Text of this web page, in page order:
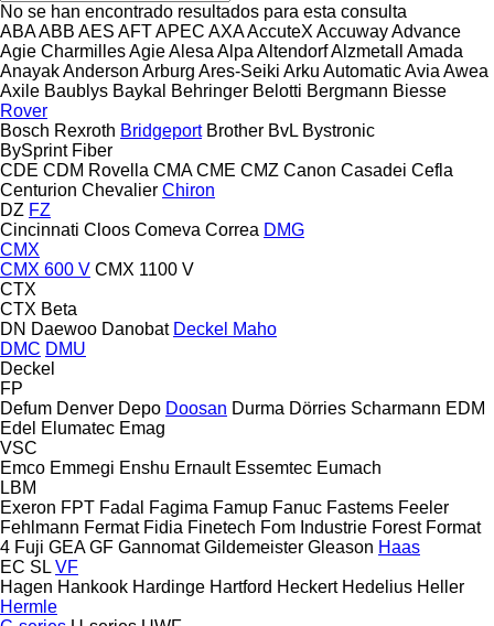
No se han encontrado resultados para esta consulta
ABAABB AES AFTAPEC AXAAccuteX AccuwayAdvance
Agie CharmillesAgieAlesa Alpa AltendorfAlzmetall
Amada
AnayakAnderson Arburg Ares-Seiki Arku AutomaticAvia Awea
Axile Baublys Baykal Behringer Belotti Bergmann Biesse
Rover
Bosch Rexroth Bridgeport Brother BvL Bystronic
BySprint Fiber
CDE CDM Rovella CMA CME CMZ Canon Casadei Cefla
Centurion Chevalier Chiron
DZ FZ
Cincinnati Cloos Comeva Correa DMG
CMX
CMX 600 V CMX 1100 V
CTX
CTX Beta
DN Daewoo Danobat Deckel Maho
DMC DMU
Deckel
FP
Defum Denver Depo Doosan Durma Dörries Scharmann EDM
Edel Elumatec Emag
VSC
Emco Emmegi Enshu Ernault Essemtec Eumach
LBM
Exeron FPT Fadal Fagima Famup Fanuc Fastems Feeler
Fehlmann Fermat Fidia Finetech Fom Industrie Forest Format
4 Fuji GEA GF Gannomat Gildemeister Gleason Haas
EC SL VF
Hagen Hankook Hardinge Hartford Heckert Hedelius Heller
Hermle